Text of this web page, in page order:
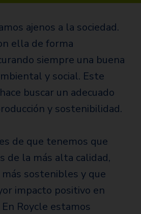
ajenos a la sociedad.
ella de forma
siempre una buena
y social. Este
buscar un adecuado
y sostenibilidad.
de que tenemos que
de la más alta calidad,
sostenibles y que
impacto positivo en
Roycle estamos